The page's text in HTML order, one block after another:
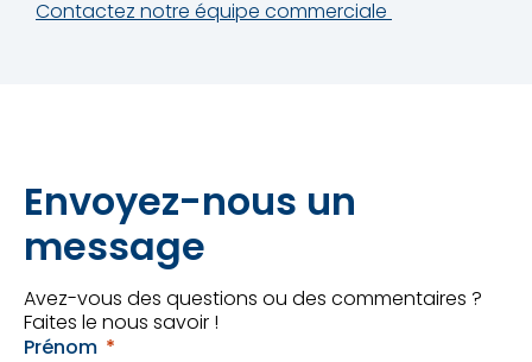
Contactez notre équipe commerciale
Envoyez-nous un
message
Avez-vous des questions ou des commentaires ?
Faites le nous savoir !
Prénom